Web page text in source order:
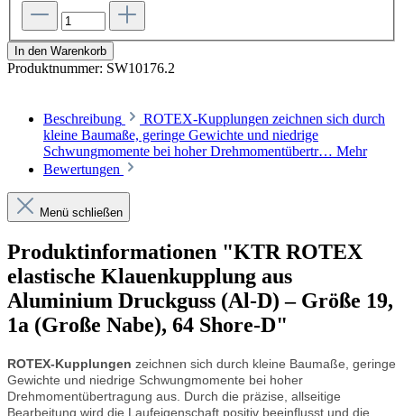
In den Warenkorb
Produktnummer: SW10176.2
Beschreibung
ROTEX-Kupplungen zeichnen sich durch
kleine Baumaße, geringe Gewichte und niedrige
Schwungmomente bei hoher Drehmomentübertr… Mehr
Bewertungen
Menü schließen
Produktinformationen "KTR ROTEX
elastische Klauenkupplung aus
Aluminium Druckguss (Al-D) – Größe 19,
1a (Große Nabe), 64 Shore-D"
ROTEX-Kupplungen zeichnen sich durch kleine Baumaße, geringe
Gewichte und niedrige Schwungmomente bei hoher
Drehmomentübertragung aus. Durch die präzise, allseitige
Bearbeitung wird die Laufeigenschaft positiv beeinflusst und die